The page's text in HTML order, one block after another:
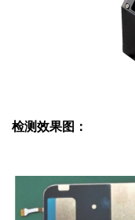
检测效果图：